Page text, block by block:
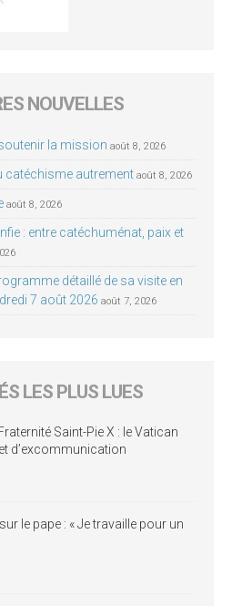
NOUVELLES
la mission août 8, 2026
catéchisme autrement août 8, 2026
août 8, 2026
: entre catéchuménat, paix et
détaillé de sa visite en
7 août 2026 août 7, 2026
LES PLUS LUES
Saint-Pie X : le Vatican
d’excommunication
le pape : « Je travaille pour un